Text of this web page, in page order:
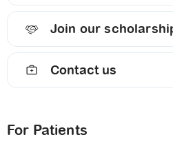
Join our
Contact us
For Patients